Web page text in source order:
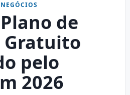
de
Gratuito
pelo
2026